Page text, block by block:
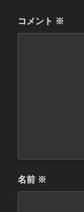
コメント ※
名前 ※